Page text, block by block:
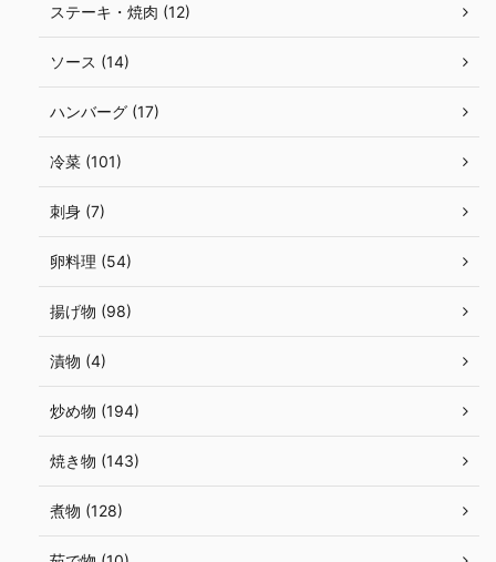
ステーキ・焼肉 (12)
ソース (14)
ハンバーグ (17)
冷菜 (101)
刺身 (7)
卵料理 (54)
揚げ物 (98)
漬物 (4)
炒め物 (194)
焼き物 (143)
煮物 (128)